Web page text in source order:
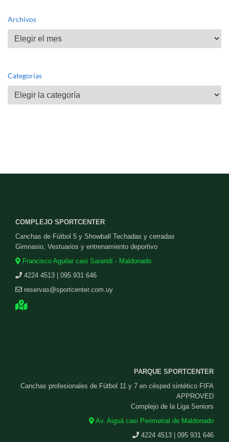
Archivos
Archivos
Categorías
Categorías
COMPLEJO SPORTCENTER
Canchas de Fútbol 5 y Showball Techadas y cerradas
Gimnasio, Vestuarios y entrenamiento deportivo
Francisco Aguilar casi Sarandí - Maldonado
4224 4513 | 095 931 646
reservas@sportcenter.com.uy
PARQUE SPORTCENTER
Canchas profesionales de Fútbol 11 y 7 en césped sintético FIFA
APPROVED
Complejo de la Liga Seniors
Av. Aiguá casi Perimetral de Maldonado
4224 4513 | 095 931 646